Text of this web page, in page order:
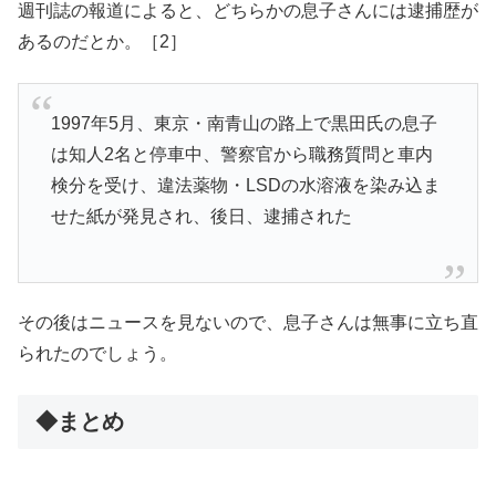
週刊誌の報道によると、どちらかの息子さんには逮捕歴が
あるのだとか。［2］
1997年5月、東京・南青山の路上で黒田氏の息子
は知人2名と停車中、警察官から職務質問と車内
検分を受け、違法薬物・LSDの水溶液を染み込ま
せた紙が発見され、後日、逮捕された
その後はニュースを見ないので、息子さんは無事に立ち直
られたのでしょう。
◆まとめ